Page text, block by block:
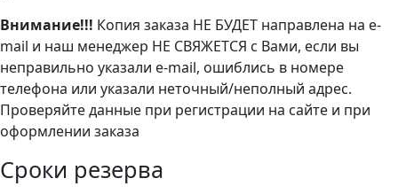
Внимание!!! Копия заказа НЕ БУДЕТ направлена на e-
mail и наш менеджер НЕ СВЯЖЕТСЯ с Вами, если вы
неправильно указали e-mail, ошиблись в номере
телефона или указали неточный/неполный адрес.
Проверяйте данные при регистрации на сайте и при
оформлении заказа
Сроки резерва